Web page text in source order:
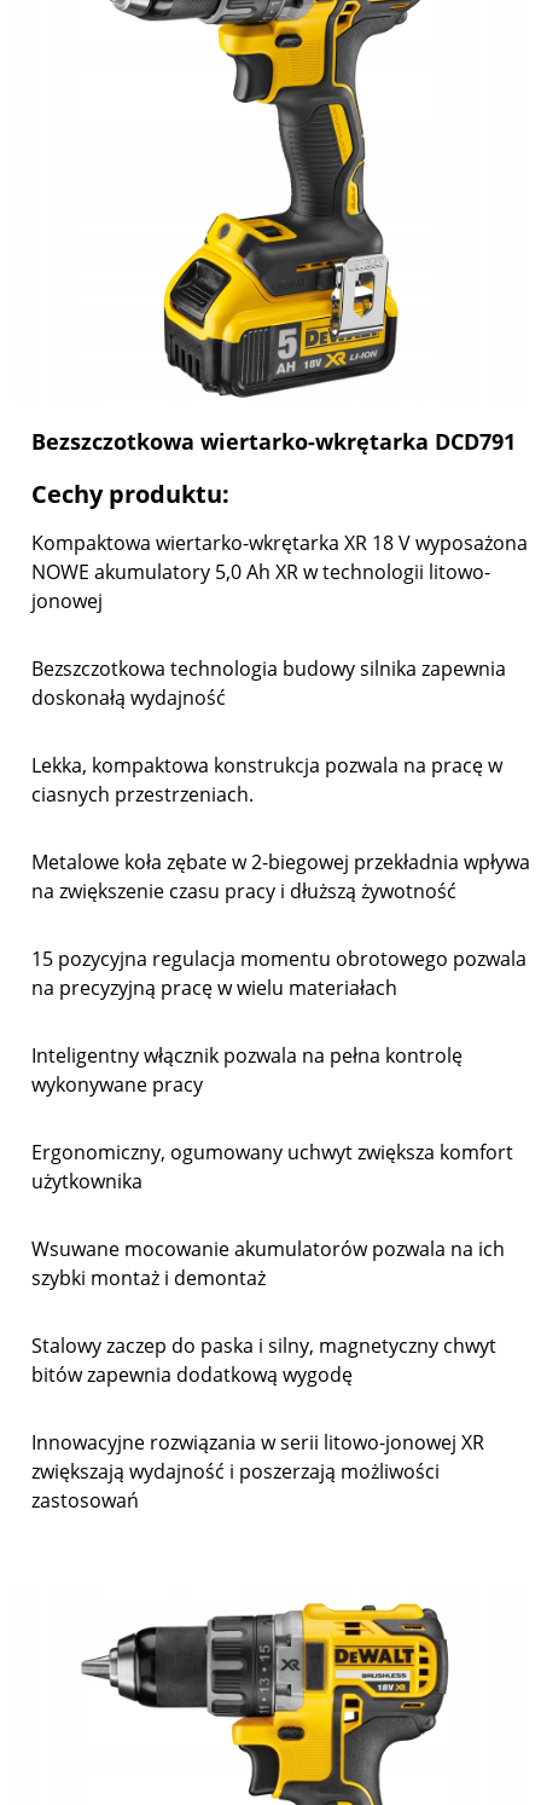
Bezszczotkowa wiertarko-wkrętarka DCD791
Cechy produktu:
Kompaktowa wiertarko-wkrętarka XR 18 V wyposażona
NOWE akumulatory 5,0 Ah XR w technologii litowo-
jonowej
Bezszczotkowa technologia budowy silnika zapewnia
doskonałą wydajność
Lekka, kompaktowa konstrukcja pozwala na pracę w
ciasnych przestrzeniach.
Metalowe koła zębate w 2-biegowej przekładnia
na zwiększenie czasu pracy i dłuższą żywotność
15 pozycyjna regulacja momentu obrotowego pozwala
na precyzyjną pracę w wielu materiałach
Inteligentny włącznik pozwala na pełna kontrolę
wykonywane pracy
Ergonomiczny, ogumowany uchwyt zwiększa komfort
użytkownika
Wsuwane mocowanie akumulatorów pozwala na ich
szybki montaż i demontaż
Stalowy zaczep do paska i silny, magnetyczny chwyt
bitów zapewnia dodatkową wygodę
Innowacyjne rozwiązania w serii litowo-jonowej XR
zwiększają wydajność i poszerzają możliwości
zastosowań